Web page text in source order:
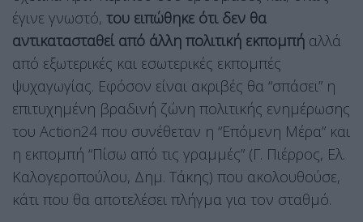
έγινε γνωστό, του ειπώθηκε ότι δεν θα
αντικατασταθεί από άλλη πολιτική εκπομπή αλλά
από εξωτερικές και εσωτερικές εκπομπές
ψυχαγωγίας. Εφόσον είναι ακριβές θα “σπάσει” η
επιτυχημένη βραδινή ζώνη πολιτικής ενημέρωσης
του Action24 που συνέθεταν η “Επόμενη Μέρα” και
η εκπομπή “Πίσω από τις γραμμές” (Γ. Πιέρρος, Ελ.
Καλογεροπούλου, Δημ. Τάκης) που ακολουθούσε,
κάτι που θα αποτελέσει πλήγμα για τον σταθμό.